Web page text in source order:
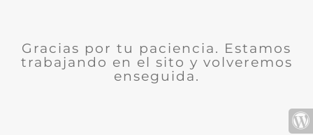
Gracias por tu paciencia. Estamos
trabajando en el sito y volveremos
enseguida.